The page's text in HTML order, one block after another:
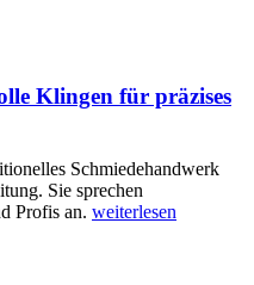
Klingen für präzises
Schmiedehandwerk
Sie sprechen
Profis an. weiterlesen